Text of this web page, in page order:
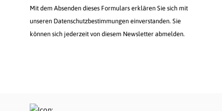
Mit dem Absenden dieses Formulars erklären Sie sich mit
unseren Datenschutzbestimmungen einverstanden. Sie
können sich jederzeit von diesem Newsletter abmelden.